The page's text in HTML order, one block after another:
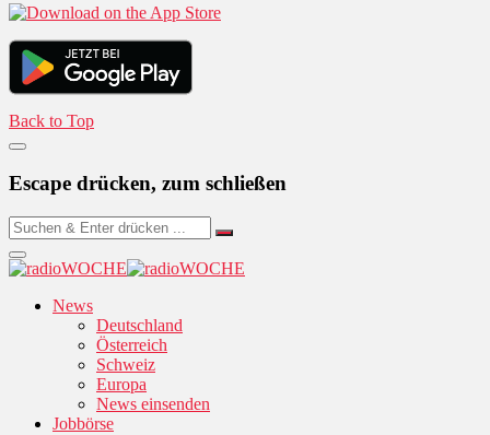
Back to Top
Escape drücken, zum schließen
News
Deutschland
Österreich
Schweiz
Europa
News einsenden
Jobbörse